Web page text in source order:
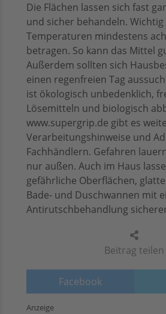
Beitrag teilen
Facebook
Die Flächen lassen sich fast
und sicher behandeln.
Temperaturen mindestens
betragen. So kann das Mittel
Außerdem sollten sich
einen regenfreien Tag
ist ökologisch unbedenklich,
Lösemitteln und biologisch
www.supergrip.de gibt es
Verarbeitungshinweise und
Fachhändlern. Gefahren
nur außen. Auch im Haus
gefährliche Oberflächen,
Bade- und Duschwannen mit
Antirutschbehandlung
Anzeige